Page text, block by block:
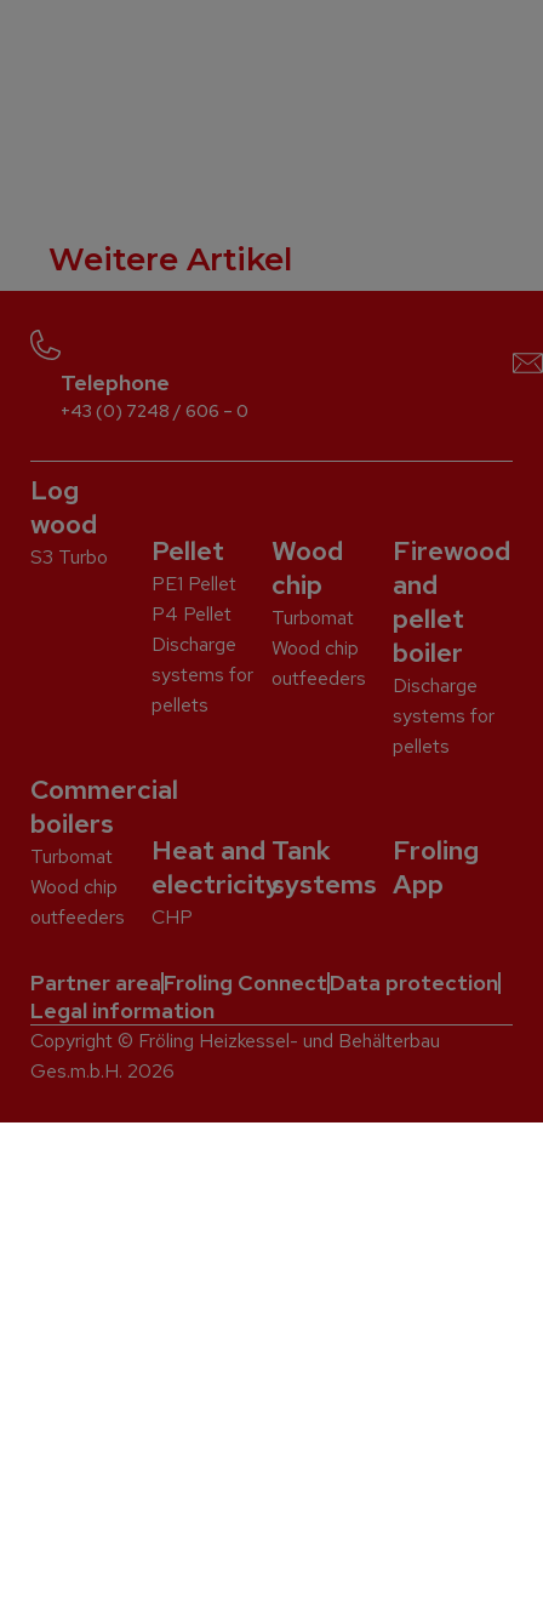
Weitere Artikel
Telephone
+43 (0) 7248 / 606 – 0
Log
wood
S3 Turbo Pellet
PE1 Pellet
P4 Pellet
Discharge
systems for
pellets
Wood
chip
Turbomat
Wood chip
outfeeders
Firewood
and
pellet
boiler
Discharge
systems for
pellets
Commercial
boilers
Turbomat
Wood chip
outfeeders
Heat and
electricity
CHP
Tank
systems
Froling
App
Partner areaFroling ConnectData protection
Legal information
Copyright © Fröling Heizkessel- und Behälterbau
Ges.m.b.H. 2026